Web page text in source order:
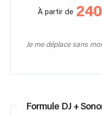
À partir de
Je me déplace sans
Formule DJ +